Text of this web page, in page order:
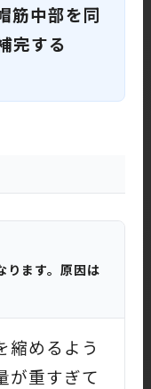
筋中部を同
完する
ります。原因は
縮めるよう
が重すぎて